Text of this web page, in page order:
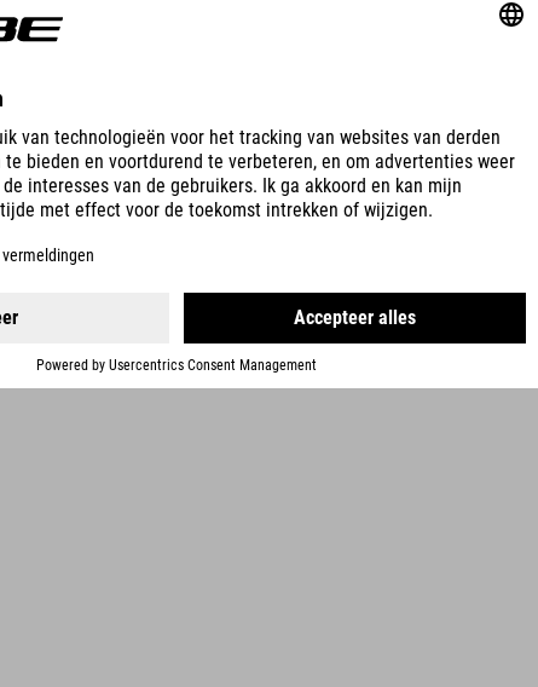
COLOUR VARIANTS